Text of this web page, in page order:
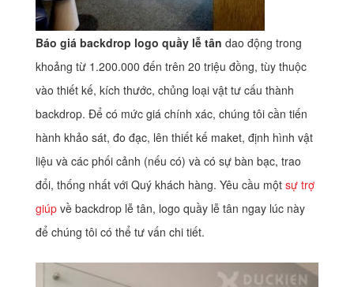
Báo giá backdrop logo quầy lễ tân dao động trong
khoảng từ 1.200.000 đến trên 20 triệu đồng, tùy thuộc
vào thiết kế, kích thước, chủng loại vật tư cấu thành
backdrop. Để có mức giá chính xác, chúng tôi cần tiến
hành khảo sát, đo đạc, lên thiết kế maket, định hình vật
liệu và các phối cảnh (nếu có) và có sự bàn bạc, trao
đổi, thống nhất với Quý khách hàng. Yêu cầu một sự trợ
giúpvề backdrop lễ tân, logo quầy lễ tân ngay lúc này
để chúng tôi có thể tư vấn chi tiết.